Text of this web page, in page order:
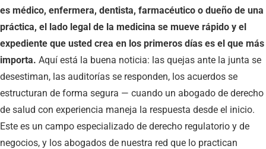
es médico, enfermera, dentista, farmacéutico o dueño de una
práctica, el lado legal de la medicina se mueve rápido y el
expediente que usted crea en los primeros días es el que más
importa. Aquí está la buena noticia: las quejas ante la junta se
desestiman, las auditorías se responden, los acuerdos se
estructuran de forma segura — cuando un abogado de derecho
de salud con experiencia maneja la respuesta desde el inicio.
Este es un campo especializado de derecho regulatorio y de
negocios, y los abogados de nuestra red que lo practican